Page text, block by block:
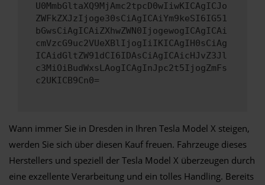
U0MmbGltaXQ9MjAmc2tpcD0wIiwKICAgICJo
ZWFkZXJzIjoge30sCiAgICAiYm9keSI6IG51
bGwsCiAgICAiZXhwZWN0IjogewogICAgICAi
cmVzcG9uc2VUeXBlIjogIiIKICAgIH0sCiAg
ICAidGltZW91dCI6IDAsCiAgICAicHJvZ3Jl
c3MiOiBudWxsLAogICAgInJpc2t5IjogZmFs
c2UKICB9Cn0=
Wann immer Sie in Dresden in Ihren Tesla Model X steigen,
werden Sie sich über diesen Kauf freuen. Fahrzeuge dieses
Herstellers und speziell der Tesla Model X überzeugen durch
eine exzellente Verarbeitung und ein tolles Handling. Bereits